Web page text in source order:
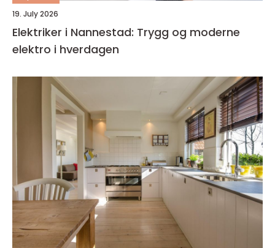
19. July 2026
Elektriker i Nannestad: Trygg og moderne
elektro i hverdagen